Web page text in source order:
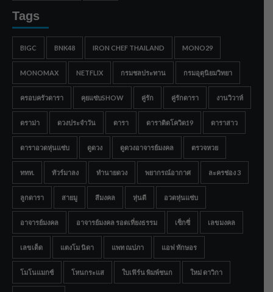
Tags
BIGC BNK48 IRON CHEF THAILAND MONO29
MONOMAX NETFLIX กรมชลประทาน กรมอุตุนิยมวิทยา
ครอบครัวดารา คุยแซ่บSHOW คู่รัก คู่รักดารา งานวิวาห์
ดราม่า ดวงประจำวัน ดารา ดาราติดโควิด19 ดาราสาว
ดาราอวดหุ่นแซ่บ ดูดวง ดูดวงอาจารย์มงคล ตรวจหวย
ททท. ทัวร์มาลง ทำนายดวง พยากรณ์อากาศ ละครช่อง 3
ลูกดารา สายมู สีมงคล หุ่นดี อวดหุ่นแซ่บ
อาจารย์มงคล อาจารย์มงคล รอดเที่ยงธรรม เซ็กซี่ เลขมงคล
เลขเด็ด แตงโม นิดา แพท ณปภา แอฟ ทักษอร
โมโนแมกซ์ โหนกระแส ใบเฟิร์น พิมพ์ชนก ใหม่ ดาวิกา